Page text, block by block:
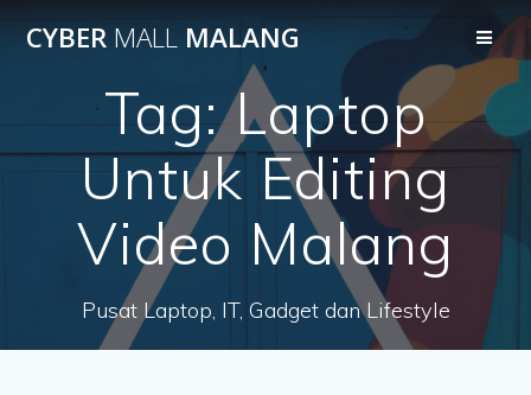
to
content
CYBER MALL MALANG
Tag:Laptop
Untuk Editing
Video Malang
Pusat Laptop, IT, Gadget dan Lifestyle